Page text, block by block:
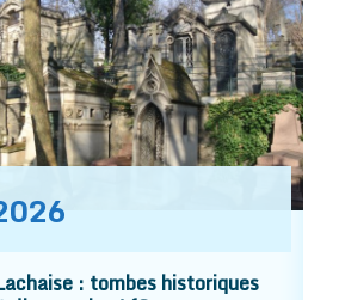
: tombes historiques